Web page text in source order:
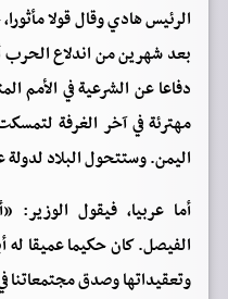
الرئيس هادي وقال قولا
بعد شهرين من اندلاع الحرب
دفاعا عن الشرعية في الأمم
مهترئة في آخر الغرفة
اليمن. وستتحول البلاد
أما عربيا، فيقول الوزير:
الفيصل. كان حكيما عميقا له
وتعقيداتها وصدق مجتمعاتنا